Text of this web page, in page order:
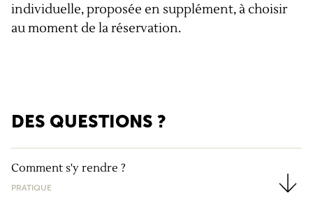
individuelle, proposée en supplément, à choisir
au moment de la réservation.
DES QUESTIONS ?
Comment s'y rendre ?
Comment s'y rendre ?
PRATIQUE